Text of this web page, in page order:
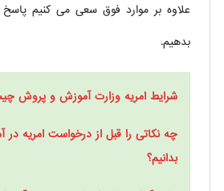
علاوه بر موارد فوق سعی می کنیم پاسخ
بدهیم.
شرایط امریه وزارت آموزش و پروش
چه نکاتی را قبل از درخواست امریه
بدانیم؟